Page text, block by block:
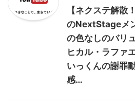
【ネクステ解散
のNextStageメ
の色なしのバリ
ヒカル・ラファ
いっくんの謝罪
感…